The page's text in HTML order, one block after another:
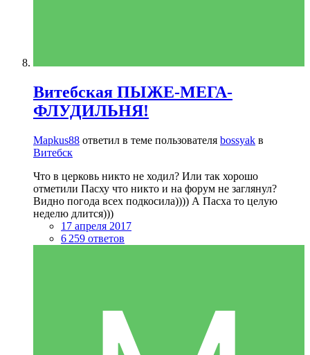
Витебская ПЫЖЕ-МЕГА-
ФЛУДИЛЬНЯ!
Mapkus88 ответил в теме пользователя bossyak в
Витебск
Что в церковь никто не ходил? Или так хорошо
отметили Пасху что никто и на форум не заглянул?
Видно погода всех подкосила)))) А Пасха то целую
неделю длится)))
17 апреля 2017
6 259 ответов